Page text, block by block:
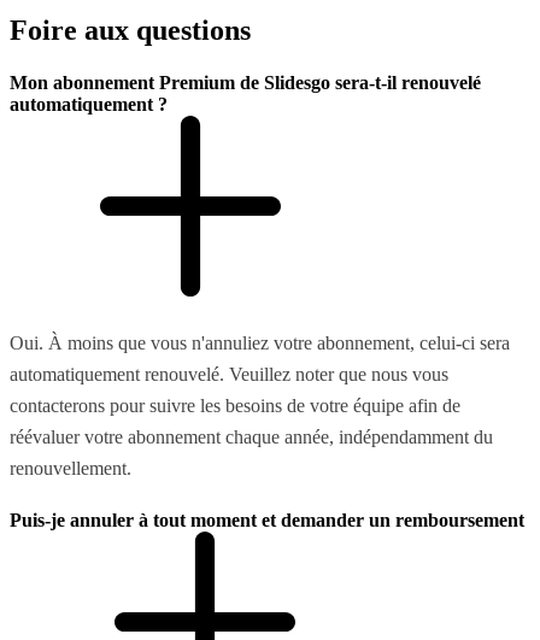
Foire aux questions
Mon abonnement Premium de Slidesgo sera-t-il renouvelé
automatiquement ?
Oui. À moins que vous n'annuliez votre abonnement, celui-ci sera
automatiquement renouvelé. Veuillez noter que nous vous
contacterons pour suivre les besoins de votre équipe afin de
réévaluer votre abonnement chaque année, indépendamment du
renouvellement.
Puis-je annuler à tout moment et demander un remboursement